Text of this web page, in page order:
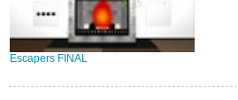
Escapers FINAL